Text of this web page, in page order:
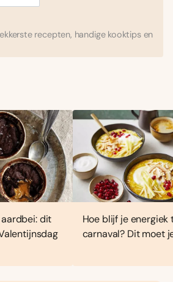
recepten, handige kooktips en
dit
Hoe blijf je energiek
carnaval? Dit moet